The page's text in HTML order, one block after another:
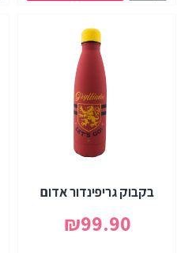
בקבוק גריפינדור אדום
₪99.90